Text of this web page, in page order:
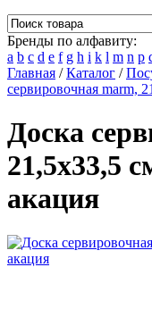
Бренды по алфавиту:
a b c d e f g h i k l m n p
Главная /Каталог /
сервировочная marm,
Доска
21,5х33,5
акация